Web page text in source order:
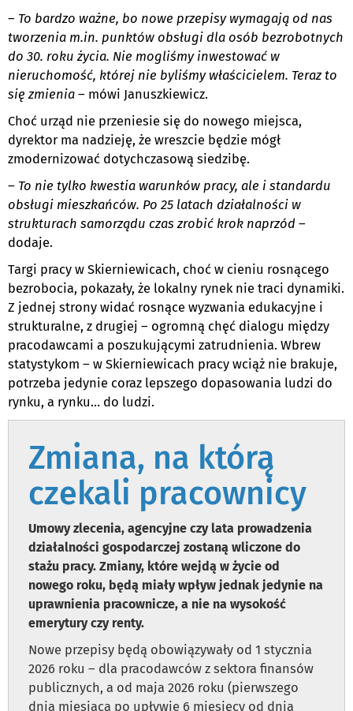
– To bardzo ważne, bo nowe przepisy wymagają od nas
tworzenia m.in. punktów obsługi dla osób bezrobotnych
do 30. roku życia. Nie mogliśmy inwestować w
nieruchomość, której nie byliśmy właścicielem. Teraz to
się zmienia – mówi Januszkiewicz.
Choć urząd nie przeniesie się do nowego miejsca,
dyrektor ma nadzieję, że wreszcie będzie mógł
zmodernizować dotychczasową siedzibę.
– To nie tylko kwestia warunków pracy, ale i standardu
obsługi mieszkańców. Po 25 latach działalności w
strukturach samorządu czas zrobić krok naprzód –
dodaje.
Targi pracy w Skierniewicach, choć w cieniu rosnącego
bezrobocia, pokazały, że lokalny rynek nie traci dynamiki.
Z jednej strony widać rosnące wyzwania edukacyjne i
strukturalne, z drugiej – ogromną chęć dialogu między
pracodawcami a poszukującymi zatrudnienia. Wbrew
statystykom – w Skierniewicach pracy wciąż nie brakuje,
potrzeba jedynie coraz lepszego dopasowania ludzi do
rynku, a rynku… do ludzi.
Zmiana, na którą
czekali pracownicy
Umowy zlecenia, agencyjne czy lata prowadzenia
działalności gospodarczej zostaną wliczone do
stażu pracy. Zmiany, które wejdą w życie od
nowego roku, będą miały wpływ jednak jedynie na
uprawnienia pracownicze, a nie na wysokość
emerytury czy renty.
Nowe przepisy będą obowiązywały od 1 stycznia
2026 roku – dla pracodawców z sektora finansów
publicznych, a od maja 2026 roku (pierwszego
dnia miesiąca po upływie 6 miesięcy od dnia